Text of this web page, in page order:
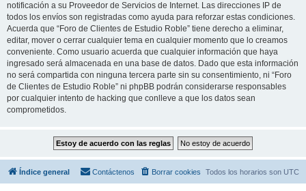
notificación a su Proveedor de Servicios de Internet. Las direcciones IP de
todos los envíos son registradas como ayuda para reforzar estas condiciones.
Acuerda que “Foro de Clientes de Estudio Roble” tiene derecho a eliminar,
editar, mover o cerrar cualquier tema en cualquier momento que lo creamos
conveniente. Como usuario acuerda que cualquier información que haya
ingresado será almacenada en una base de datos. Dado que esta información
no será compartida con ninguna tercera parte sin su consentimiento, ni “Foro
de Clientes de Estudio Roble” ni phpBB podrán considerarse responsables
por cualquier intento de hacking que conlleve a que los datos sean
comprometidos.
Índice general Todos los horarios son UTC
Borrar cookies
Contáctenos